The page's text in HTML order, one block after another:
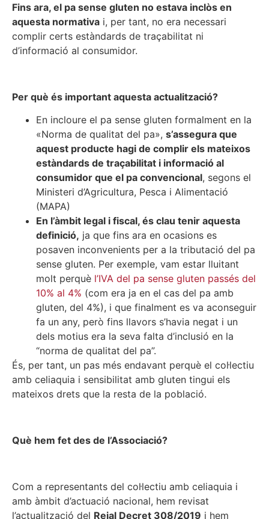
Fins ara, el pa sense gluten no estava inclòs en
aquesta normativa i, per tant, no era necessari
complir certs estàndards de traçabilitat ni
d’informació al consumidor.
Per què és important aquesta actualització?
En incloure el pa sense gluten formalment en la
«Norma de qualitat del pa», s’assegura que
aquest producte hagi de complir els mateixos
estàndards de traçabilitat i informació al
consumidor que el pa convencional, segons el
Ministeri d’Agricultura, Pesca i Alimentació
(MAPA)
En l’àmbit legal i fiscal, és clau tenir aquesta
definició, ja que fins ara en ocasions es
posaven inconvenients per a la tributació del pa
sense gluten. Per exemple, vam estar lluitant
molt perquè l’IVA del pa sense gluten passés del
10% al 4% (com era ja en el cas del pa amb
gluten, del 4%), i que finalment es va aconseguir
fa un any, però fins llavors s’havia negat i un
dels motius era la seva falta d’inclusió en la
“norma de qualitat del pa”.
És, per tant, un pas més endavant perquè el col·lectiu
amb celiaquia i sensibilitat amb gluten tingui els
mateixos drets que la resta de la població.
Què hem fet des de l’Associació?
Com a representants del col·lectiu amb celiaquia i
amb àmbit d’actuació nacional, hem revisat
l’actualització del Reial Decret 308/2019 i hem